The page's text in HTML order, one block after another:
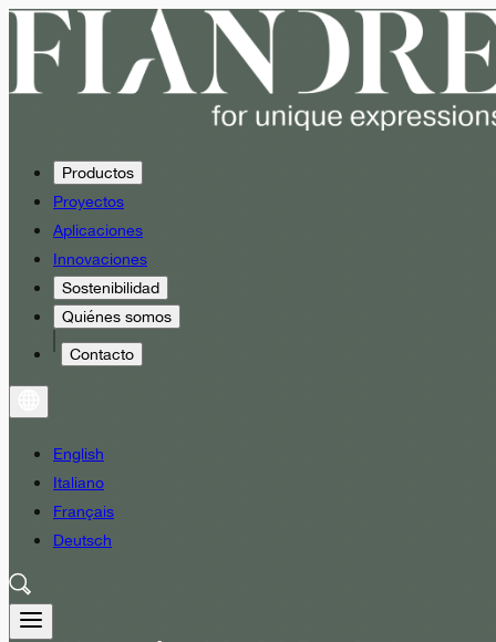
Productos
Proyectos
Aplicaciones
Innovaciones
Sostenibilidad
Quiénes somos
Contacto
English
Italiano
Français
Deutsch